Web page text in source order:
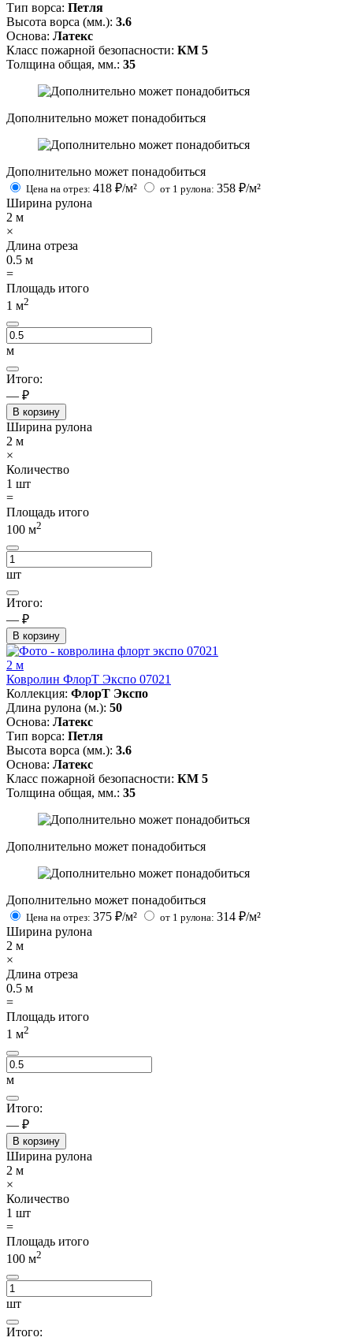
Тип ворса: Петля
Высота ворса (мм.): 3.6
Основа: Латекс
Класс пожарной безопасности: КМ 5
Толщина общая, мм.: 35
Дополнительно может понадобиться
Дополнительно может понадобиться
Цена на отрез: 418 ₽/м² от 1 рулона: 358 ₽/м²
Ширина рулона
2 м
×
Длина отреза
0.5 м
=
Площадь итого
1 м2
м
Итого:
— ₽
В корзину
Ширина рулона
2 м
×
Количество
1 шт
=
Площадь итого
100 м2
шт
Итого:
— ₽
В корзину
2 м
Ковролин ФлорТ Экспо 07021
Коллекция: ФлорТ Экспо
Длина рулона (м.): 50
Основа: Латекс
Тип ворса: Петля
Высота ворса (мм.): 3.6
Основа: Латекс
Класс пожарной безопасности: КМ 5
Толщина общая, мм.: 35
Дополнительно может понадобиться
Дополнительно может понадобиться
Цена на отрез: 375 ₽/м² от 1 рулона: 314 ₽/м²
Ширина рулона
2 м
×
Длина отреза
0.5 м
=
Площадь итого
1 м2
м
Итого:
— ₽
В корзину
Ширина рулона
2 м
×
Количество
1 шт
=
Площадь итого
100 м2
шт
Итого: